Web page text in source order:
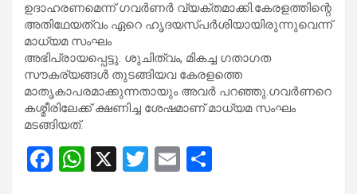
ഉദാഹരണമെന്ന് ഗവര്‍ണര്‍ വ്യക്തമാക്കി.കേരളത്തിന്റെ
അതിഥേയത്വം ഏറെ ഹൃദയസ്പര്‍ശിയായിരുന്നുവെന്ന്
മാധ്യമ സംഘം
അഭിപ്രായപ്പെട്ടു. ശുചിത്വം, മികച്ച ഗതാഗത
സൗകര്യങ്ങള്‍ തുടങ്ങിയവ കേരളത്തെ
മാതൃകാപരമാക്കുന്നതായും അവര്‍ പറഞ്ഞു.ഗവര്‍ണറെ
കശ്മീരിലേക്ക് ക്ഷണിച്ച ശേഷമാണ് മാധ്യമ സംഘം
മടങ്ങിയത്.
F
W X
T
E